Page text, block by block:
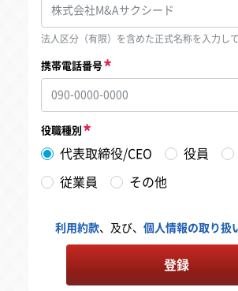
法人区分（有限）を含めた正式名称を入力し
携帯電話番号
役職種別
代表取締役/CEO 役員
従業員 その他
利用約款、及び、 個人情報の取り扱
登録